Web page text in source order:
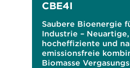
CBE4I
Saubere Bioenergie
Industrie –
hocheffiziente und
emissionsfreie
Biomasse